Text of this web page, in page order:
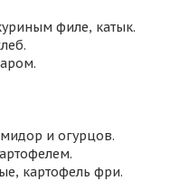
филе, катык.
и огурцов.
картофель фри.